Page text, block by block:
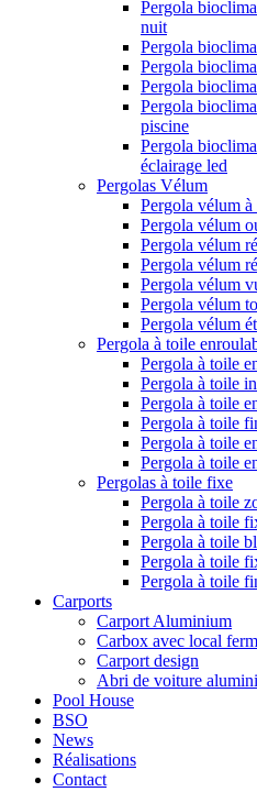
Pergola
nuit
Pergola
Pergola
Pergola
Pergola
piscine
Pergola
éclairage led
Pergolas Vélum
Pergola vélum à
Pergola vélum
Pergola vélum
Pergola vélum
Pergola vélum
Pergola vélum
Pergola vélum
Pergola à toile
Pergola à toile
Pergola à toile
Pergola à toile
Pergola à toile
Pergola à toile
Pergola à toile
Pergolas à toile fixe
Pergola à toile
Pergola à toile
Pergola à toile
Pergola à toile
Pergola à toile
Carports
Carport Aluminium
Carbox avec local
Carport design
Abri de voiture
Pool House
BSO
News
Réalisations
Contact